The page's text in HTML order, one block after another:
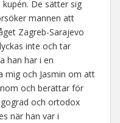
De sätter sig
mannen att
Zagreb-Sarajevo
inte och tar
han har i en
mig och Jasmin om att
och berättar för
och ortodox
när han var i